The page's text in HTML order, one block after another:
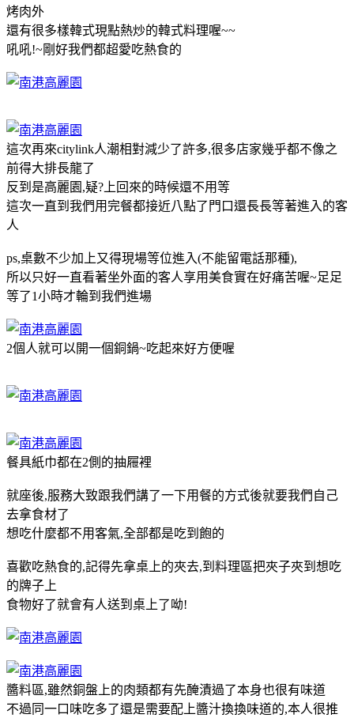
烤肉外
還有很多樣韓式現點熱炒的韓式料理喔~~
吼吼!~剛好我們都超愛吃熱食的
這次再來citylink人潮相對減少了許多,很多店家幾乎都不像之
前得大排長龍了
反到是高麗園,疑?上回來的時候還不用等
這次一直到我們用完餐都接近八點了門口還長長等著進入的客
人
ps,桌數不少加上又得現場等位進入(不能留電話那種),
所以只好一直看著坐外面的客人享用美食實在好痛苦喔~足足
等了1小時才輪到我們進場
2個人就可以開一個銅鍋~吃起來好方便喔
餐具紙巾都在2側的抽屜裡
就座後,服務大致跟我們講了一下用餐的方式後就要我們自己
去拿食材了
想吃什麼都不用客氣,全部都是吃到飽的
喜歡吃熱食的,記得先拿桌上的夾去,到料理區把夾子夾到想吃
的牌子上
食物好了就會有人送到桌上了呦!
醬料區,雖然銅盤上的肉類都有先醃漬過了本身也很有味道
不過同一口味吃多了還是需要配上醬汁換換味道的,本人很推